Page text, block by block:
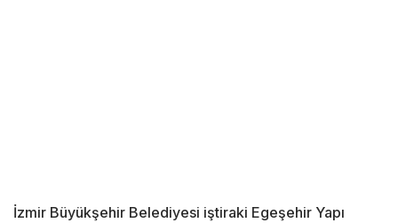
İzmir Büyükşehir Belediyesi iştiraki Egeşehir Yapı